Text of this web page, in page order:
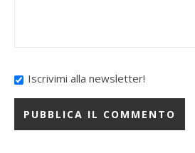
Iscrivimi alla newsletter!